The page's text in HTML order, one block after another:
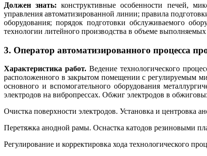
Должен знать: конструктивные особенности печей,
управления автоматизированной линии; правила
оборудования; порядок подготовки обслуживаемого
технологии литейного производства в объеме
3. Оператор автоматизированного процесса
Характеристика работ.Ведение технологического
расположенного в закрытом помещении с регулируемым
основного и вспомогательного оборудования
электродов на вибропрессах. Обжиг электродов в
Очистка поверхности электродов. Установка и центровка
Перетяжка анодной рамы. Оснастка катодов резиновыми
Регулирование и корректировка хода технологического